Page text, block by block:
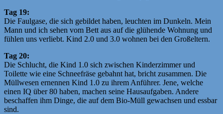
Tag 19:
Die Faulgase, die sich gebildet haben, leuchten im Dunkeln. Mein
Mann und ich sehen vom Bett aus auf die glühende Wohnung und
fühlen uns verliebt. Kind 2.0 und 3.0 wohnen bei den Großeltern.
Tag 20:
Die Schlucht, die Kind 1.0 sich zwischen Kinderzimmer und
Toilette wie eine Schneefräse gebahnt hat, bricht zusammen. Die
Müllwesen ernennen Kind 1.0 zu ihrem Anführer. Jene, welche
einen IQ über 80 haben, machen seine Hausaufgaben. Andere
beschaffen ihm Dinge, die auf dem Bio-Müll gewachsen und essbar
sind.